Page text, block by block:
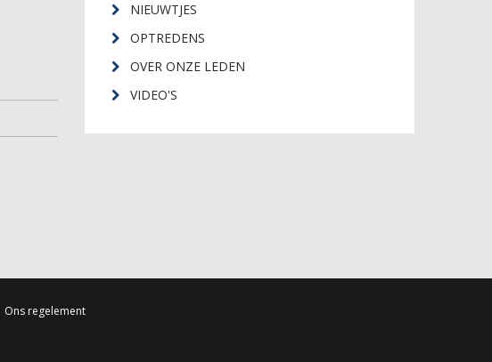
NIEUWTJES
OPTREDENS
OVER ONZE LEDEN
VIDEO'S
Ons regelement